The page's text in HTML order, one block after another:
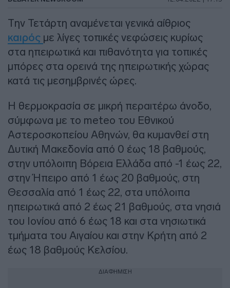
Την Τετάρτη αναμένεται γενικά αίθριος
καιρός με λίγες τοπικές νεφώσεις κυρίως
στα ηπειρωτικά και πιθανότητα για τοπικές
μπόρες στα ορεινά της ηπειρωτικής χώρας
κατά τις μεσημβρινές ώρες.
Η θερμοκρασία σε μικρή περαιτέρω άνοδο,
σύμφωνα με το meteo του Εθνικού
Αστεροσκοπείου Αθηνών, θα κυμανθεί στη
Δυτική Μακεδονία από 0 έως 18 βαθμούς,
στην υπόλοιπη Βόρεια Ελλάδα από -1 έως 22,
στην Ήπειρο από 1 έως 20 βαθμούς, στη
Θεσσαλία από 1 έως 22, στα υπόλοιπα
ηπειρωτικά από 2 έως 21 βαθμούς, στα νησιά
του Ιονίου από 6 έως 18 και στα νησιωτικά
τμήματα του Αιγαίου και στην Κρήτη από 2
έως 18 βαθμούς Κελσίου.
ΔΙΑΦΗΜΙΣΗ